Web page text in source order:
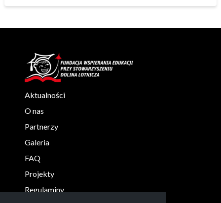
Aktualności
O nas
Partnerzy
Galeria
FAQ
Projekty
Regulaminy